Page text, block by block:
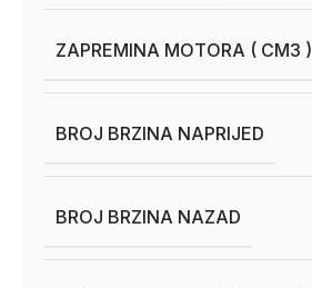
ZAPREMINA MOTORA ( CM3 )
BROJ BRZINA NAPRIJED
BROJ BRZINA NAZAD